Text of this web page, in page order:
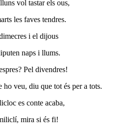
vol tastar els ous,
les faves tendres.
i el dijous
naps i llums.
Pel divendres!
ho veu, diu que tot és per a tots.
es conte acaba,
mira si és fi!